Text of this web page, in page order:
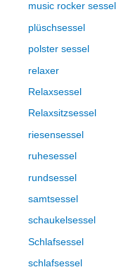
music rocker sessel
plüschsessel
polster sessel
relaxer
Relaxsessel
Relaxsitzsessel
riesensessel
ruhesessel
rundsessel
samtsessel
schaukelsessel
Schlafsessel
schlafsessel